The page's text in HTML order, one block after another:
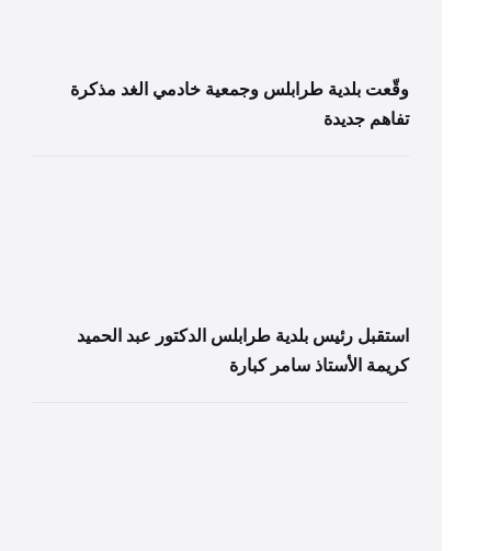
وقّعت بلدية طرابلس وجمعية خادمي الغد مذكرة
تفاهم جديدة
استقبل رئيس بلدية طرابلس الدكتور عبد الحميد
كريمة الأستاذ سامر كبارة